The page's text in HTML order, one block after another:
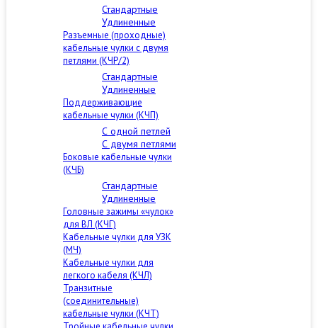
Стандартные
Удлиненные
Разъемные (проходные)
кабельные чулки с двумя
петлями (КЧР/2)
Стандартные
Удлиненные
Поддерживающие
кабельные чулки (КЧП)
С одной петлей
С двумя петлями
Боковые кабельные чулки
(КЧБ)
Стандартные
Удлиненные
Головные зажимы «чулок»
для ВЛ (КЧГ)
Кабельные чулки для УЗК
(МЧ)
Кабельные чулки для
легкого кабеля (КЧЛ)
Транзитные
(соединительные)
кабельные чулки (КЧТ)